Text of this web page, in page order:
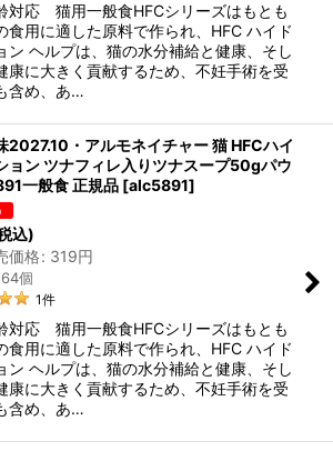
対応 猫用一般食HFCシリーズはもとも
食用に適した原料で作られ、HFC ハイド
ン ヘルプは、猫の水分補給と健康、そし
康に大きく貢献するため、不妊手術を受
含め、あ…
2027.10・アルモネイチャー 猫 HFCハイ
ョン ツナフィレ入りツナスープ50gパウ
一般食 正規品 [alc5891]
込)
価格: 319円
個
1件
対応 猫用一般食HFCシリーズはもとも
食用に適した原料で作られ、HFC ハイド
ン ヘルプは、猫の水分補給と健康、そし
康に大きく貢献するため、不妊手術を受
含め、あ…